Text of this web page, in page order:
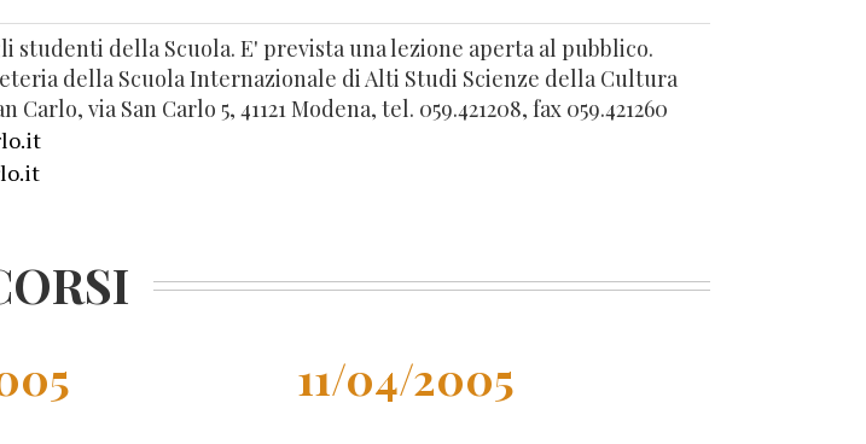
studenti della Scuola. E' prevista una lezione aperta al pubblico.
della Scuola Internazionale di Alti Studi Scienze della Cultura
via San Carlo 5, 41121 Modena, tel. 059.421208, fax 059.421260
11/04/2005